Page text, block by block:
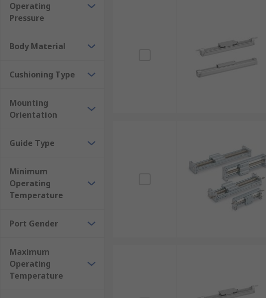
Operating
Pressure
Body Material
Cushioning Type
Mounting
Orientation
Guide Type
Minimum
Operating
Temperature
Port Gender
Maximum
Operating
Temperature